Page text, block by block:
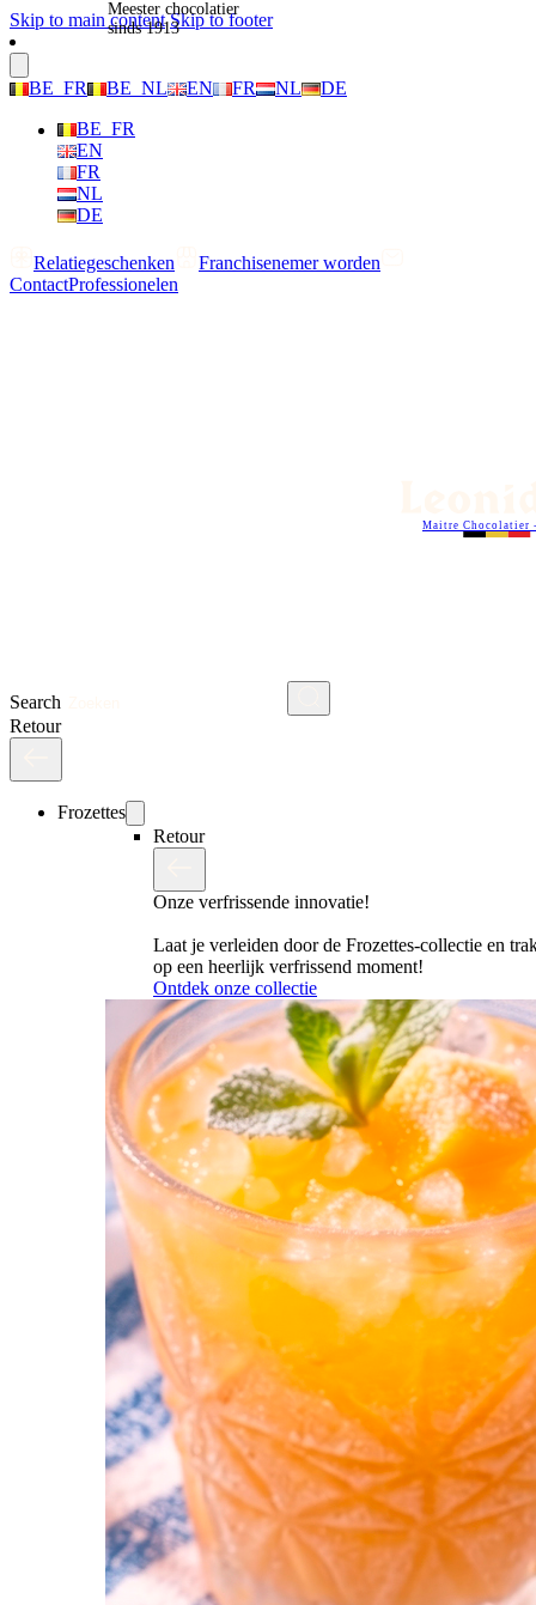
Skip to main content Skip to footer
BE_FR BE_NL EN FR NL
DE
BE_FR
EN
FR
NL
DE
Relatiegeschenken
Franchisenemer worden
ContactProfessionelen
Search
Maitre Chocolatier
Retour
Frozettes
Retour
Onze verfrissende innovatie!
Laat je verleiden door de Frozettes-collectie en
op een heerlijk verfrissend moment!
Ontdek onze collectie
Meester chocolatier
sinds 1913